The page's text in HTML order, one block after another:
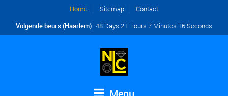
Home Sitemap
Contact
Volgende beurs (Haarlem) 48 Days 21 Hours 7 Minutes 16 Seconds